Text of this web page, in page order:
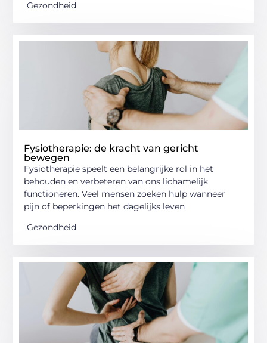
Gezondheid
Fysiotherapie: de kracht van gericht
bewegen
Fysiotherapie speelt een belangrijke rol in het
behouden en verbeteren van ons lichamelijk
functioneren. Veel mensen zoeken hulp wanneer
pijn of beperkingen het dagelijks leven
Gezondheid